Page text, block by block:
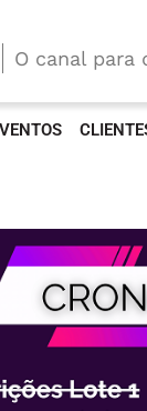
O canal para